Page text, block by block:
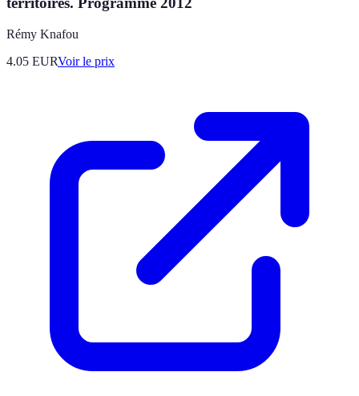
Rémy Knafou
4.05 EURVoir le prix